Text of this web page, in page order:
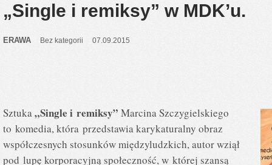
„Single i remiksy” w MDK’u.
ERAWA Bez kategorii 07.09.2015
Sztuka „Single i remiksy” Marcina Szczygielskiego
to komedia, która przedstawia karykaturalny obraz
współczesnych stosunków międzyludzkich, autor wziął
pod lupę korporacyjną społeczność, w której szansą